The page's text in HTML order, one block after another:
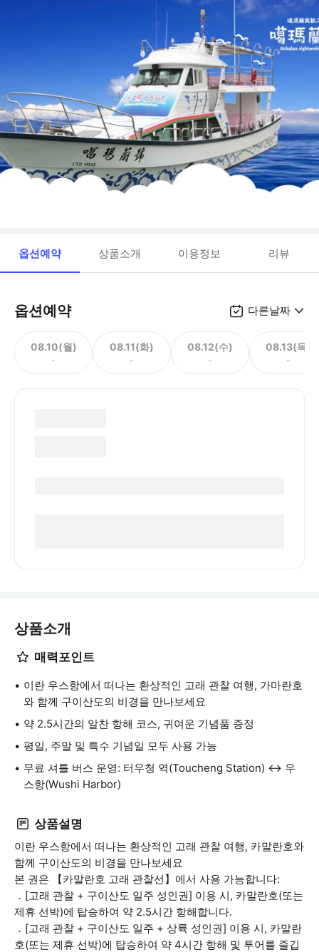
옵션예약 상품소개 이용정보 리뷰
옵션예약 다른날짜
08.10(월)
-
08.11(화)
-
08.12(수)
-
08.13(목)
-
상품소개
매력포인트
이란 우스항에서 떠나는 환상적인 고래 관찰 여행, 가마란호
와 함께 구이산도의 비경을 만나보세요
약 2.5시간의 알찬 항해 코스, 귀여운 기념품 증정
평일, 주말 및 특수 기념일 모두 사용 가능
무료 셔틀 버스 운영: 터우청 역(Toucheng Station) ↔ 우
스항(Wushi Harbor)
상품설명
이란 우스항에서 떠나는 환상적인 고래 관찰 여행, 카말란호와
함께 구이산도의 비경을 만나보세요
본 권은 【카말란호 고래 관찰선】에서 사용 가능합니다:
．[고래 관찰 + 구이산도 일주 성인권] 이용 시, 카말란호(또는
제휴 선박)에 탑승하여 약 2.5시간 항해합니다.
．[고래 관찰 + 구이산도 일주 + 상륙 성인권] 이용 시, 카말란
호(또는 제휴 선박)에 탑승하여 약 4시간 항해 및 투어를 즐깁